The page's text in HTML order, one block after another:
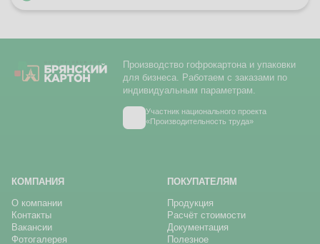
Производство гофрокартона и упаковки
для бизнеса. Работаем с заказами по
индивидуальным параметрам.
Участник национального проекта
«Производительность труда»
КОМПАНИЯ
О компании
Контакты
Вакансии
Фотогалерея
ПОКУПАТЕЛЯМ
Продукция
Расчёт стоимости
Документация
Полезное